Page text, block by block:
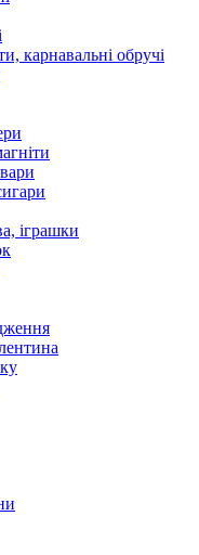
карнавальні обручі
іграшки